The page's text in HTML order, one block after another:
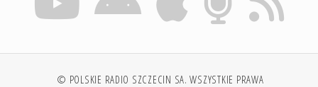
© POLSKIE RADIO SZCZECIN SA. WSZYSTKIE PRAWA